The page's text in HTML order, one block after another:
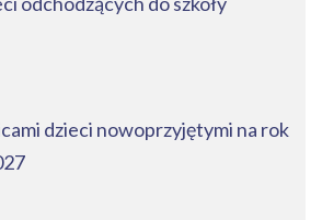
dzieci nowoprzyjętymi na rok